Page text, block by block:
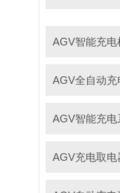
AGV智能充电
AGV全自动充
AGV智能充电
AGV充电取电